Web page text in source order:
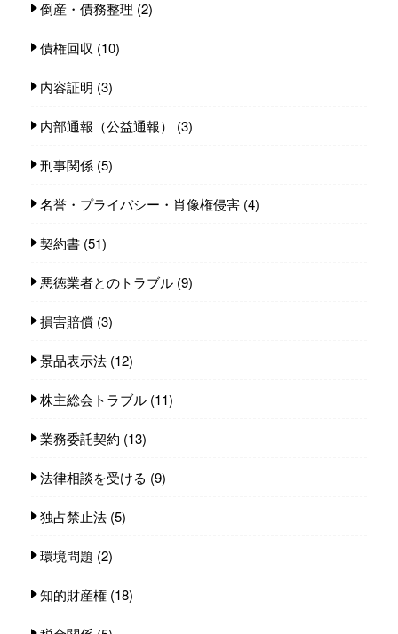
倒産・債務整理 (2)
債権回収 (10)
内容証明 (3)
内部通報（公益通報） (3)
刑事関係 (5)
名誉・プライバシー・肖像権侵害 (4)
契約書 (51)
悪徳業者とのトラブル (9)
損害賠償 (3)
景品表示法 (12)
株主総会トラブル (11)
業務委託契約 (13)
法律相談を受ける (9)
独占禁止法 (5)
環境問題 (2)
知的財産権 (18)